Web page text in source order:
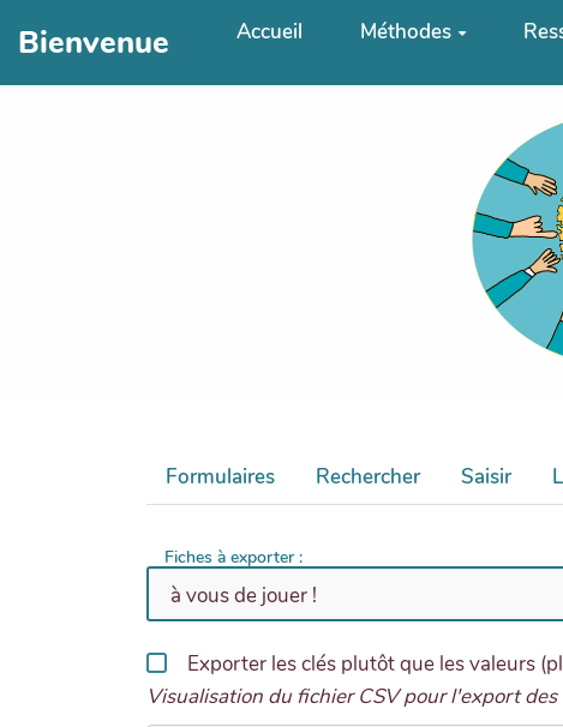
Aller au contenu principal
Bienvenue Accueil Méthodes
Formulaires Rechercher Saisir
Fiches à exporter :
Exporter les clés plutôt que les valeurs
Visualisation du fichier CSV pour l'export